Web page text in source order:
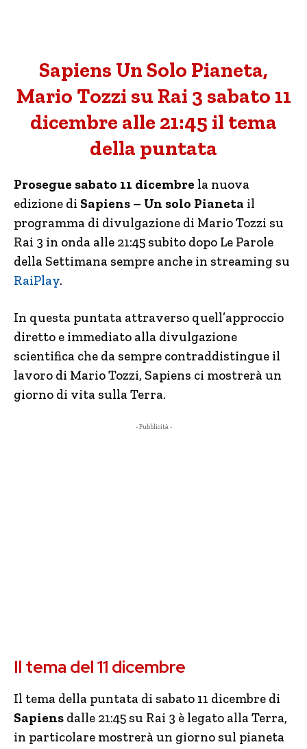
Sapiens Un Solo Pianeta,
Mario Tozzi su Rai 3 sabato 11
dicembre alle 21:45 il tema
della puntata
Prosegue sabato 11 dicembre la nuova
edizione di Sapiens – Un solo Pianeta il
programma di divulgazione di Mario Tozzi su
Rai 3 in onda alle 21:45 subito dopo Le Parole
della Settimana sempre anche in streaming su
RaiPlay.
In questa puntata attraverso quell’approccio
diretto e immediato alla divulgazione
scientifica che da sempre contraddistingue il
lavoro di Mario Tozzi, Sapiens ci mostrerà un
giorno di vita sulla Terra.
- Pubblicità -
Il tema del 11 dicembre
Il tema della puntata di sabato 11 dicembre di
Sapiens dalle 21:45 su Rai 3 è legato alla Terra,
in particolare mostrerà un giorno sul pianeta